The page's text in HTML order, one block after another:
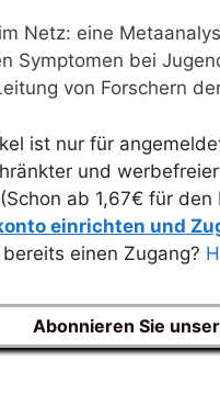
Netz: eine
Symptomen bei
von Forschern
ist nur für
und
(Schon ab 1,67€ für den
einrichten und
einen Zugang?
Abonnieren Sie